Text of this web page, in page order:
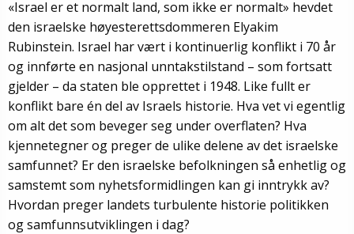
«Israel er et normalt land, som ikke er normalt» hevdet
den israelske høyesterettsdommeren Elyakim
Rubinstein. Israel har vært i kontinuerlig konflikt i 70 år
og innførte en nasjonal unntakstilstand – som fortsatt
gjelder – da staten ble opprettet i 1948. Like fullt er
konflikt bare én del av Israels historie. Hva vet vi egentlig
om alt det som beveger seg under overflaten? Hva
kjennetegner og preger de ulike delene av det israelske
samfunnet? Er den israelske befolkningen så enhetlig og
samstemt som nyhetsformidlingen kan gi inntrykk av?
Hvordan preger landets turbulente historie politikken
og samfunnsutviklingen i dag?